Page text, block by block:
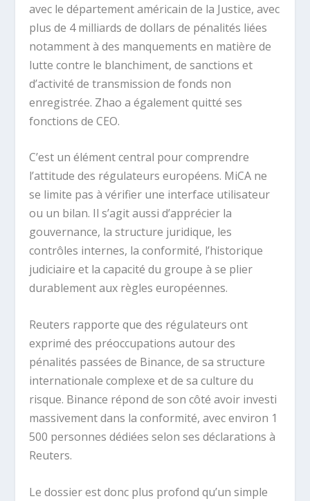
avec le département américain de la Justice, avec
plus de 4 milliards de dollars de pénalités liées
notamment à des manquements en matière de
lutte contre le blanchiment, de sanctions et
d’activité de transmission de fonds non
enregistrée. Zhao a également quitté ses
fonctions de CEO.
C’est un élément central pour comprendre
l’attitude des régulateurs européens. MiCA ne
se limite pas à vérifier une interface utilisateur
ou un bilan. Il s’agit aussi d’apprécier la
gouvernance, la structure juridique, les
contrôles internes, la conformité, l’historique
judiciaire et la capacité du groupe à se plier
durablement aux règles européennes.
Reuters rapporte que des régulateurs ont
exprimé des préoccupations autour des
pénalités passées de Binance, de sa structure
internationale complexe et de sa culture du
risque. Binance répond de son côté avoir investi
massivement dans la conformité, avec environ 1
500 personnes dédiées selon ses déclarations à
Reuters.
Le dossier est donc plus profond qu’un simple